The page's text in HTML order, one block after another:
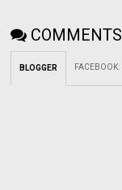
COMMENTS
BLOGGER FACEBOOK: